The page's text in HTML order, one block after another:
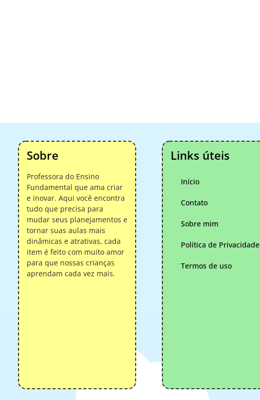
Sobre
Professora do Ensino
Fundamental que ama criar
e inovar. Aqui você encontra
tudo que precisa para
mudar seus planejamentos e
tornar suas aulas mais
dinâmicas e atrativas, cada
item é feito com muito amor
para que nossas crianças
aprendam cada vez mais.
Links úteis
Início
Contato
Sobre mim
Política de Privacidade
Termos de uso